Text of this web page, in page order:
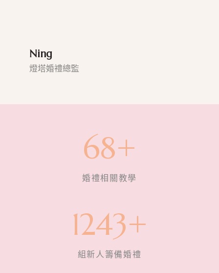
Ning
燈塔婚禮總監
68+
婚禮相關教學
1243+
組新人籌備婚禮